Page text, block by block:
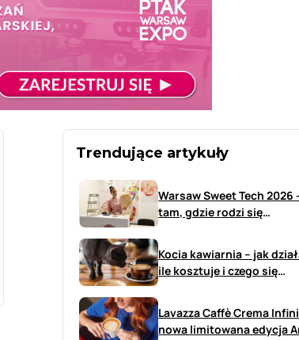
Trendujące artykuły
Warsaw Sweet Tech 2026 -
tam, gdzie rodzi się
Kocia kawiarnia – jak
ile kosztuje i czego się
Lavazza Caffè Crema
nowa limitowana edycja